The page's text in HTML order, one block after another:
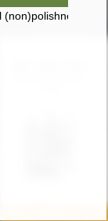
Navy na
(non)polishnesses :
realnych w